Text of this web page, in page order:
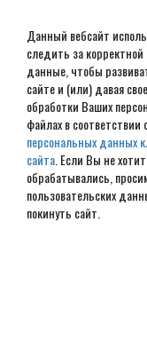
Данный вебсайт
следить за
данные, чтобы
сайте и (или) давая
обработки Ваших
файлах в соответствии
персональных данных
сайта . Если Вы не
обрабатывались,
пользовательских
покинуть сайт.
Проект
8х9 №